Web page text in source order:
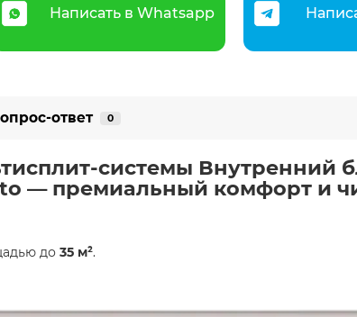
Написать в Whatsapp
ответ 0
системы Внутренний
— премиальный комфорт и
до 35 м².